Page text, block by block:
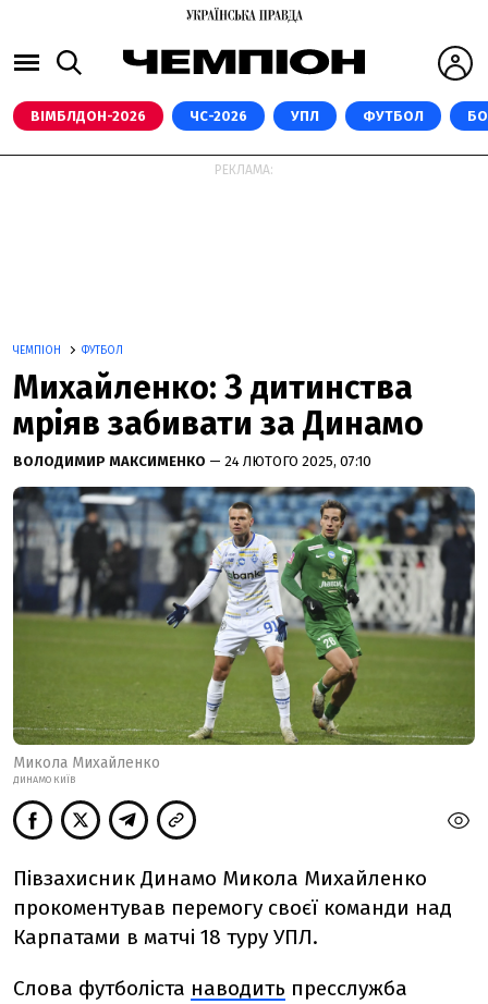
ВІМБЛДОН-2026 ЧС-2026 УПЛ ФУТБОЛ
РЕКЛАМА:
ЧЕМПІОН ФУТБОЛ
Михайленко: З дитинства
мріяв забивати за Динамо
ВОЛОДИМИР МАКСИМЕНКО — 24 ЛЮТОГО 2025, 07:10
Микола Михайленко
ДИНАМО КИЇВ
Півзахисник Динамо Микола Михайленко
прокоментував перемогу своєї команди над
Карпатами в матчі 18 туру УПЛ.
Слова футболіста наводить пресслужба